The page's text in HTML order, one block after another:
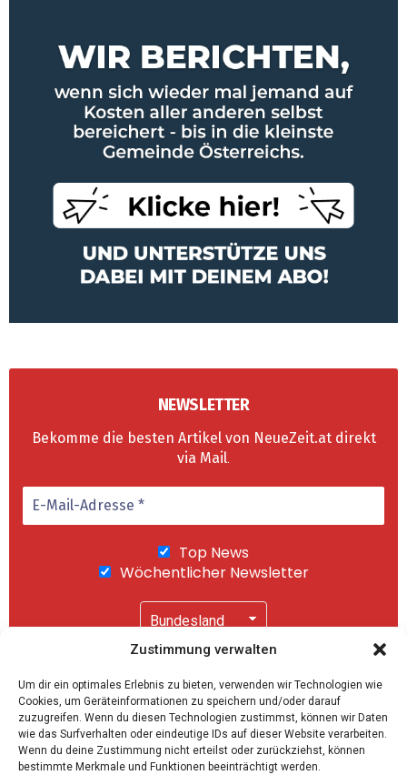
Zustimmung verwalten
Um dir ein optimales Erlebnis zu bieten, verwenden wir Technologien wie
Cookies, um Geräteinformationen zu speichern und/oder darauf
zuzugreifen. Wenn du diesen Technologien zustimmst, können wir Daten
wie das Surfverhalten oder eindeutige IDs auf dieser Website verarbeiten.
Wenn du deine Zustimmung nicht erteilst oder zurückziehst, können
bestimmte Merkmale und Funktionen beeinträchtigt werden.
NEWSLETTER
Bekomme die besten Artikel von NeueZeit.at direkt
via Mail.
Top News
Wöchentlicher Newsletter
"Abonnieren" akzeptierst Du unsere
Datenschutzerklärung.